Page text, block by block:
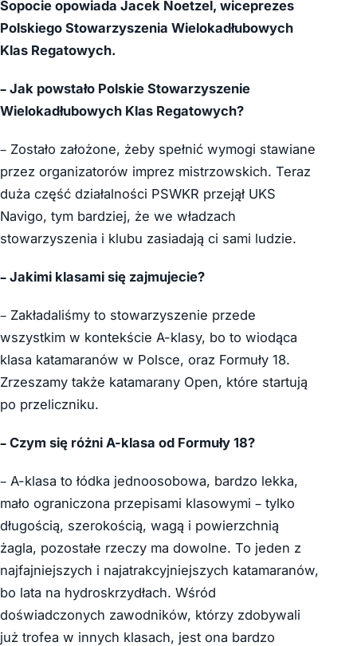
Sopocie opowiada Jacek Noetzel, wiceprezes
Polskiego Stowarzyszenia Wielokadłubowych
Klas Regatowych.
– Jak powstało Polskie Stowarzyszenie
Wielokadłubowych Klas Regatowych?
– Zostało założone, żeby spełnić wymogi stawiane
przez organizatorów imprez mistrzowskich. Teraz
duża część działalności PSWKR przejął UKS
Navigo, tym bardziej, że we władzach
stowarzyszenia i klubu zasiadają ci sami ludzie.
– Jakimi klasami się zajmujecie?
– Zakładaliśmy to stowarzyszenie przede
wszystkim w kontekście A-klasy, bo to wiodąca
klasa katamaranów w Polsce, oraz Formuły 18.
Zrzeszamy także katamarany Open, które startują
po przeliczniku.
– Czym się różni A-klasa od Formuły 18?
– A-klasa to łódka jednoosobowa, bardzo lekka,
mało ograniczona przepisami klasowymi – tylko
długością, szerokością, wagą i powierzchnią
żagla, pozostałe rzeczy ma dowolne. To jeden z
najfajniejszych i najatrakcyjniejszych katamaranów,
bo lata na hydroskrzydłach. Wśród
doświadczonych zawodników, którzy zdobywali
już trofea w innych klasach, jest ona bardzo